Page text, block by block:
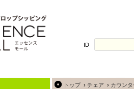
ID
トップ› チェア › カウン